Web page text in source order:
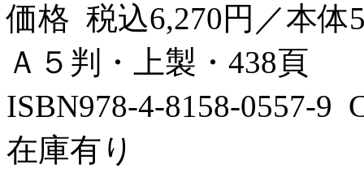
価格 税込6,270円／本体
Ａ５判・上製・438頁
ISBN978-4-8158-0557-9
在庫有り